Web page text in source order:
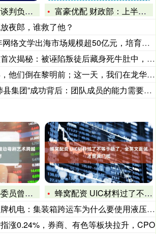
列停战的协议
富豪优配 财政部：上半年新增地方债发行26127亿元
夜郎，谁救了他？
络文学出海市场规模超50亿元，培育海外
揭秘：被诬陷叛徒后藏身死牛肚中，逃过“死
们倒在黎明前；这一天，我们在龙华擦亮他们
集团”成功背后：团队成员的能力需要孵化，
山海、走向世界
蜂窝配资 UIC材料过了不等于稳了，全英文面试才是真门槛
电：集装箱跨运车为什么要使用液压系统？
涨0.24%，券商、有色等板块拉升，CPO